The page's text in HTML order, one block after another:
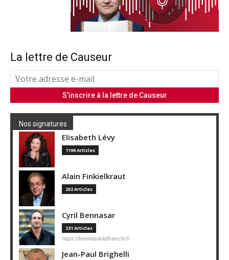
La lettre de Causeur
Nos signatures
Elisabeth Lévy
1190 Articles
Alain Finkielkraut
202 Articles
Cyril Bennasar
231 Articles
https://bennasarlaffranchi.fr
Jean-Paul Brighelli